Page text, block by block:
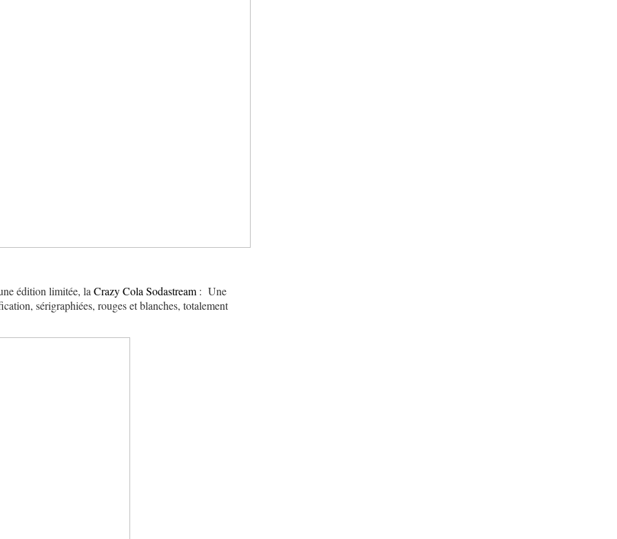
édition limitée, la Crazy Cola Sodastream : Une
sérigraphiées, rouges et blanches, totalement